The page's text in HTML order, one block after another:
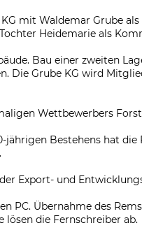
mit Waldemar Grube
Heidemarie als
Bau einer zweiten
Die Grube KG wird
Wettbewerbers
jährigen Bestehens hat
Export- und
PC. Übernahme des
lösen die Fernschreiber ab.